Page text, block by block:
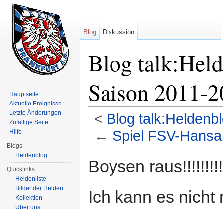
Blog
Saison 2011-
< Blog
← Spiel FSV-
Boysen raus!!!!!!!!!
Ich kann es nicht
Blog Diskussion
Hauptseite
Aktuelle Ereignisse
Letzte Änderungen
Zufällige Seite
Hilfe
Blogs
Heldenblog
Quicklinks
Heldenliste
Bilder der Helden
Kollektion
Über uns